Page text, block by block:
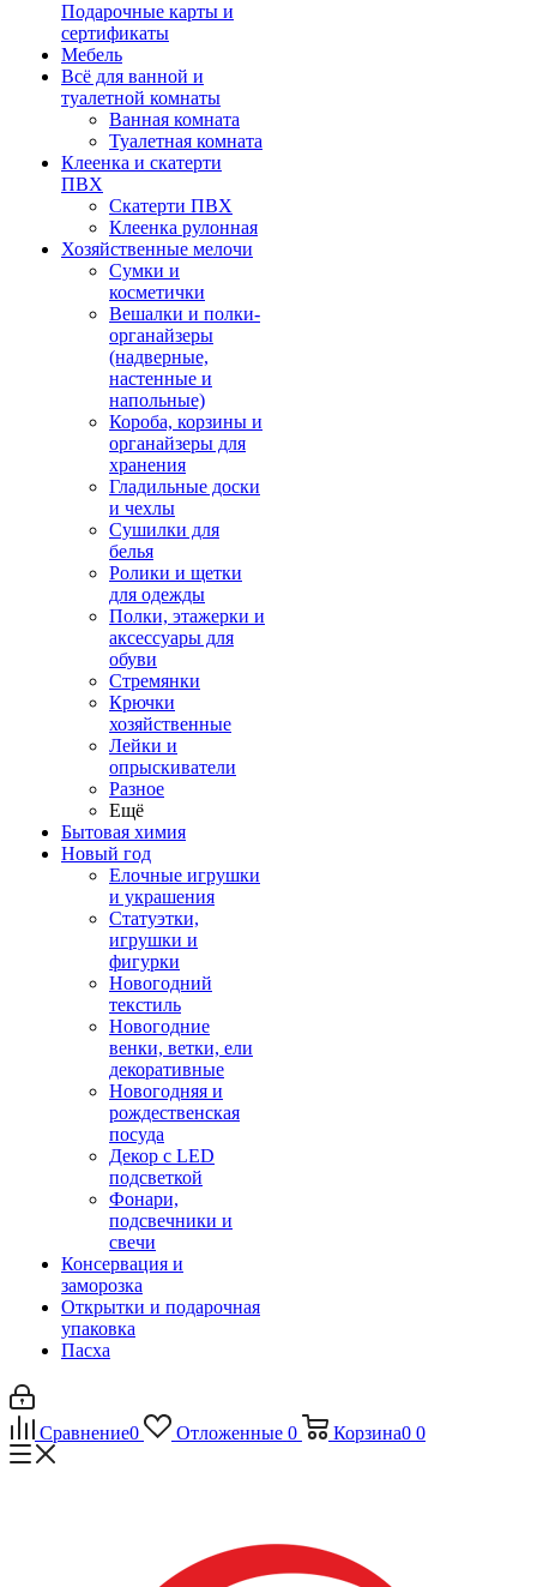
Подарочные карты и
сертификаты
Мебель
Всё для ванной и
туалетной комнаты
Ванная комната
Туалетная комната
Клеенка и скатерти
ПВХ
Скатерти ПВХ
Клеенка рулонная
Хозяйственные мелочи
Сумки и
косметички
Вешалки и полки-
органайзеры
(надверные,
настенные и
напольные)
Короба, корзины и
органайзеры для
хранения
Гладильные доски
и чехлы
Сушилки для
белья
Ролики и щетки
для одежды
Полки, этажерки и
аксессуары для
обуви
Стремянки
Крючки
хозяйственные
Лейки и
опрыскиватели
Разное
Ещё
Бытовая химия
Новый год
Елочные игрушки
и украшения
Статуэтки,
игрушки и
фигурки
Новогодний
текстиль
Новогодние
венки, ветки, ели
декоративные
Новогодняя и
рождественская
посуда
Декор с LED
подсветкой
Фонари,
подсвечники и
свечи
Консервация и
заморозка
Открытки и подарочная
упаковка
Пасха
Сравнение0 Отложенные 0 Корзина0 0